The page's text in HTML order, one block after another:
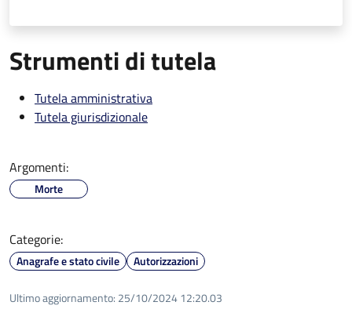
Strumenti di tutela
Tutela amministrativa
Tutela giurisdizionale
Argomenti:
Morte
Categorie:
Anagrafe e stato civile Autorizzazioni
Ultimo aggiornamento: 25/10/2024 12:20.03